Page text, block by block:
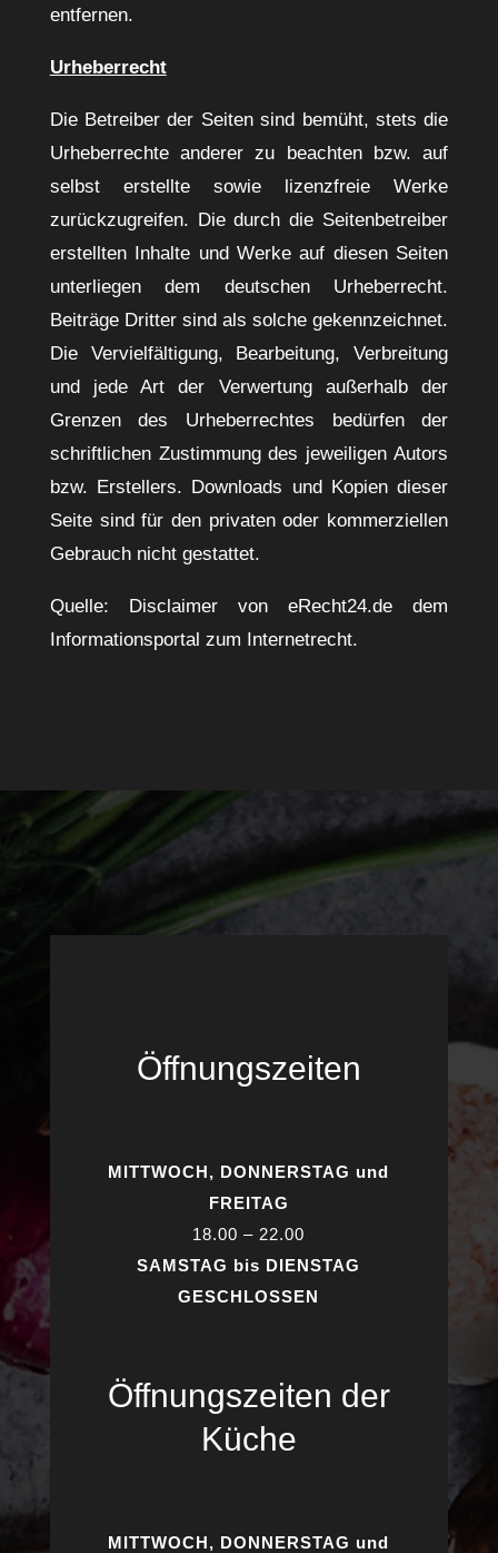
entfernen.
Urheberrecht
Die Betreiber der Seiten sind bemüht, stets die
Urheberrechte anderer zu beachten bzw. auf
selbst erstellte sowie lizenzfreie Werke
zurückzugreifen. Die durch die Seitenbetreiber
erstellten Inhalte und Werke auf diesen Seiten
unterliegen dem deutschen Urheberrecht.
Beiträge Dritter sind als solche gekennzeichnet.
Die Vervielfältigung, Bearbeitung, Verbreitung
und jede Art der Verwertung außerhalb der
Grenzen des Urheberrechtes bedürfen der
schriftlichen Zustimmung des jeweiligen Autors
bzw. Erstellers. Downloads und Kopien dieser
Seite sind für den privaten oder kommerziellen
Gebrauch nicht gestattet.
Quelle: Disclaimer von eRecht24.de dem
Informationsportal zum Internetrecht.
Öffnungszeiten
MITTWOCH, DONNERSTAG und
FREITAG
18.00 – 22.00
SAMSTAG bis DIENSTAG
GESCHLOSSEN
Öffnungszeiten der
Küche
MITTWOCH, DONNERSTAG und